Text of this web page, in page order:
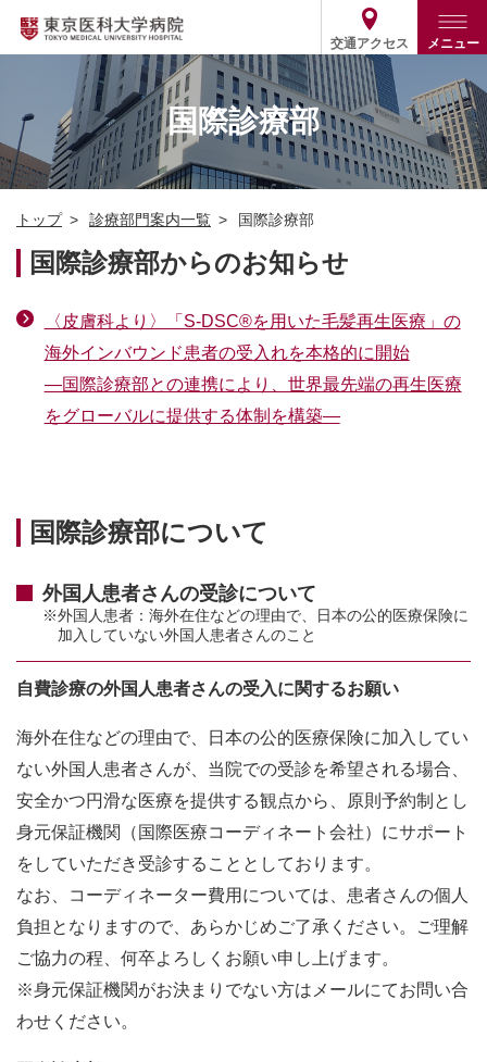
交通アクセス メニュー
トップ
外来・入院案内
外来
入院
患者支援・相談窓口
各種ご案内
診療部門案内
診療部門案内一覧
医師・歯科医師等情報検索
病院案内
基本情報
統計・データ・情報公開
医療関係の方
医療連携
03-3342-6111(代表)
国際診療部
トップ 診療部門案内一覧 国際診療部
国際診療部からのお知らせ
〈皮膚科より〉「S-DSC®を用いた毛髪再生医療」の
海外インバウンド患者の受入れを本格的に開始
―国際診療部との連携により、世界最先端の再生医療
をグローバルに提供する体制を構築―
国際診療部について
外国人患者さんの受診について
※外国人患者：海外在住などの理由で、日本の公的医療保険に
加入していない外国人患者さんのこと
自費診療の外国人患者さんの受入に関するお願い
海外在住などの理由で、日本の公的医療保険に加入してい
ない外国人患者さんが、当院での受診を希望される場合、
安全かつ円滑な医療を提供する観点から、原則予約制とし
身元保証機関（国際医療コーディネート会社）にサポート
をしていただき受診することとしております。
なお、コーディネーター費用については、患者さんの個人
負担となりますので、あらかじめご了承ください。ご理解
ご協力の程、何卒よろしくお願い申し上げます。
※身元保証機関がお決まりでない方はメールにてお問い合
わせください。